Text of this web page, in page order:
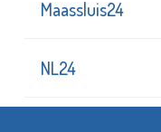
Maassluis24
NL24